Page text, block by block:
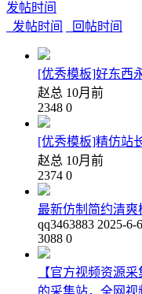
发帖时间
发帖时间
回帖时间
[优秀模板]好东西
赵总 10月前
2348 0
[优秀模板]精仿站
赵总 10月前
2374 0
最新仿制简约清爽
qq3463883 2025-6-6
3088 0
【官方视频资源
的采集站，全网视